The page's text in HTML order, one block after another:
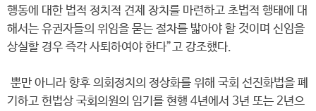
행동에 대한 법적 정치적 견제 장치를 마련하고 초법적 행태에 대
해서는 유권자들의 위임을 묻는 절차를 밟아야 할 것이며 신임을
상실할 경우 즉각 사퇴하여야 한다”고 강조했다.
뿐만 아니라 향후 의회정치의 정상화를 위해 국회 선진화법을 폐
기하고 헌법상 국회의원의 임기를 현행 4년에서 3년 또는 2년으